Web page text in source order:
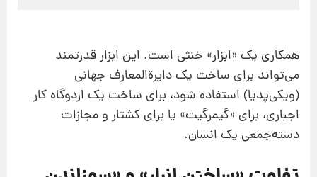
همکاری یک «ابزار» خنثی است. این ابزار قدرتمند
می‌تواند برای ساخت یک دایرةالمعارف جهانی
(ویکی‌پدیا) استفاده شود، برای ساخت یک اردوگاه کار
اجباری، برای «گیمرگیت» یا برای کشتار و مجازات
دسته‌جمعی یک انسان.